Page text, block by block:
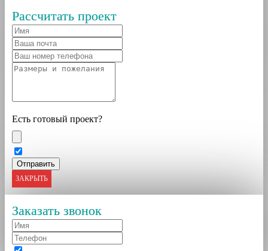
Рассчитать проект
Есть готовый проект?
ЗАКРЫТЬ
Заказать звонок